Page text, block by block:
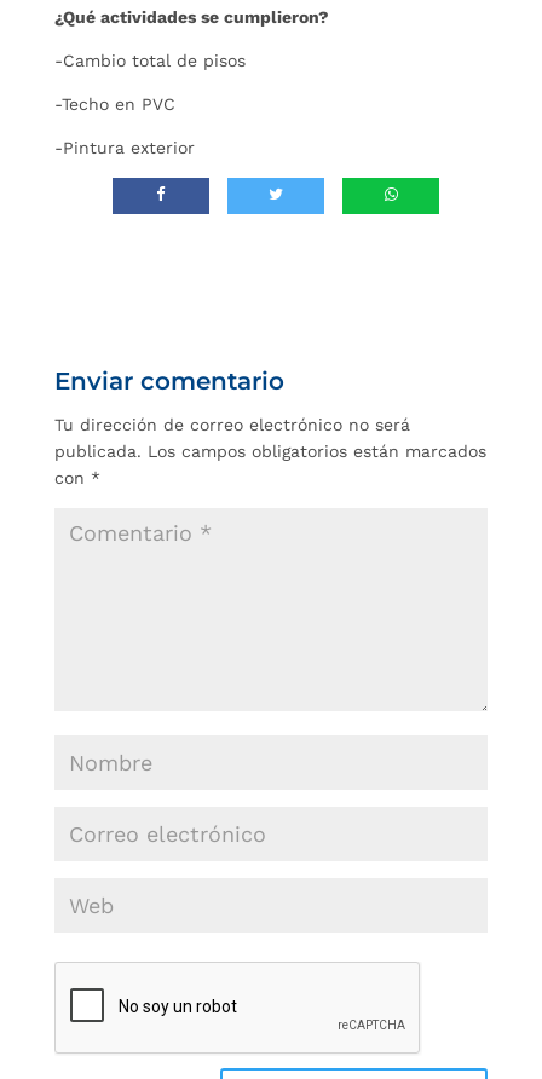
¿Qué actividades se cumplieron?
-Cambio total de pisos
-Techo en PVC
-Pintura exterior
Enviar comentario
Tu dirección de correo electrónico no será
publicada. Los campos obligatorios están marcados
con *